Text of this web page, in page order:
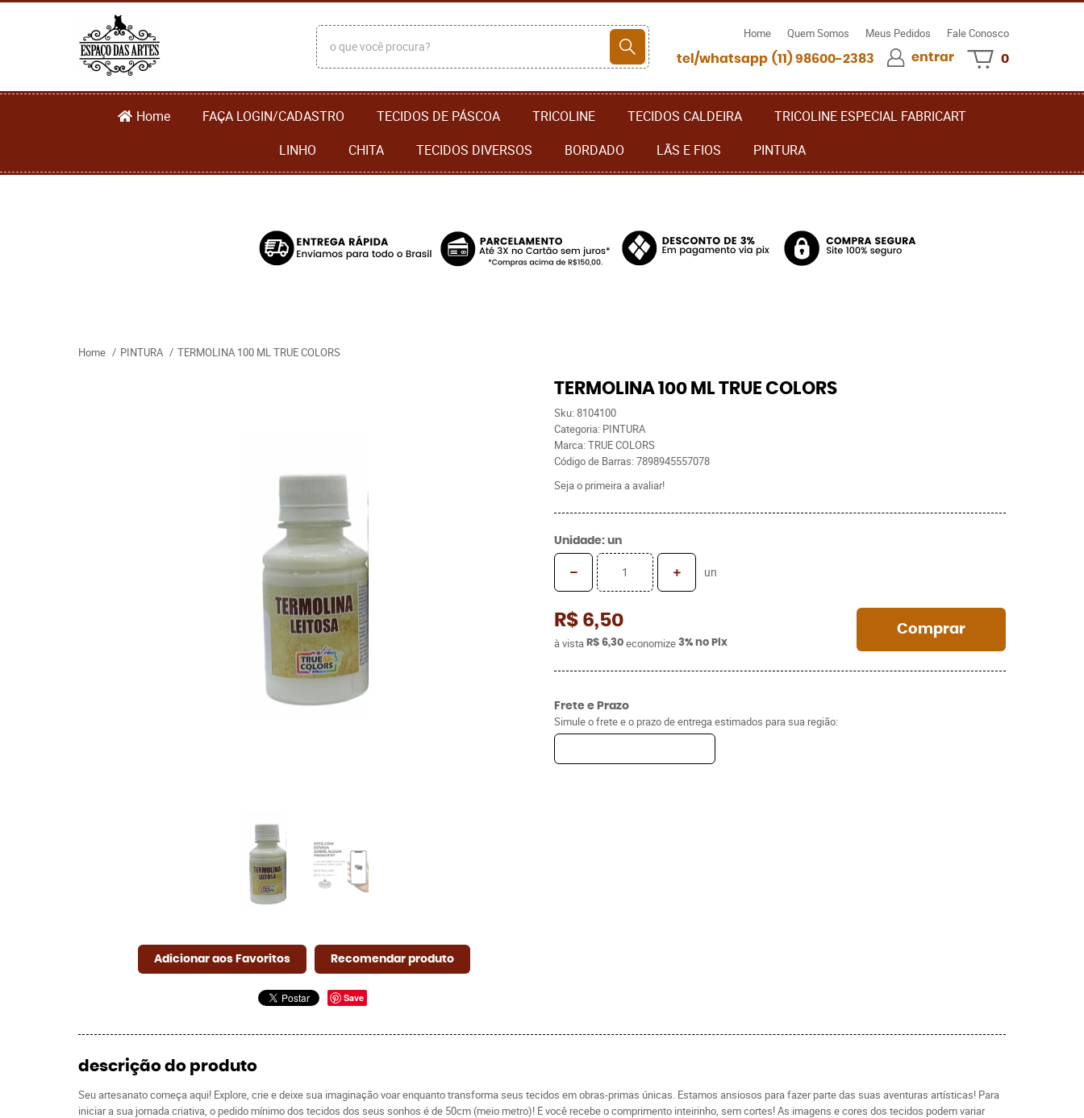
Home Quem Somos Meus Pedidos Fale Conosco
(11)98600-2383 entrar 0
Home FAÇA LOGIN/CADASTRO TECIDOS DE PÁSCOA TRICOLINE TECIDOS CALDEIRA
TRICOLINE ESPECIAL FABRICART
LINHO
CHITA TECIDOS DIVERSOS BORDADO LÃS E FIOS PINTURA
Home PINTURA TERMOLINA 100 ML TRUE COLORS
Adicionar aos Favoritos Recomendar produto
Save
TERMOLINA 100 ML TRUE COLORS
Sku:8104100
Categoria: PINTURA
Marca:TRUE COLORS
Código de Barras:7898945557078
Seja o primeira a avaliar!
Unidade: un
un
R$ 6,50
à vista R$ 6,30 economize 3% no Pix
Comprar
Frete e Prazo
Simule o frete e o prazo de entrega estimados para sua região:
descrição do produto
Seu artesanato começa aqui! Explore, crie e deixe sua imaginação voar enquanto transforma seus tecidos em obras-primas únicas. Estamos ansiosos para fazer parte das suas aventuras artísticas! Para
iniciar a sua jornada criativa, o pedido mínimo dos tecidos dos seus sonhos é de 50cm (meio metro)! E você recebe o comprimento inteirinho, sem cortes! As imagens e cores dos tecidos podem variar